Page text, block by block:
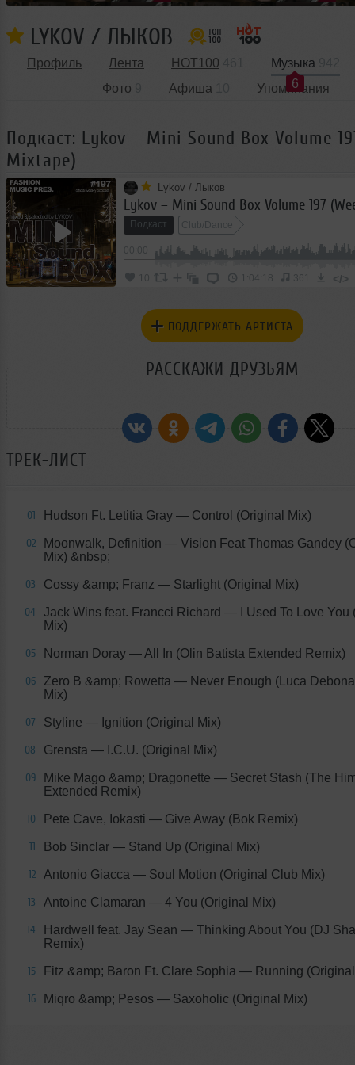
LYKOV / ЛЫКОВ
Профиль Лента HOT100
Музыка
6
Фото
Афиша Упоминания
Подкаст: Lykov – Mini Sound Box Volume
Mixtape)
Lykov / Лыков
Lykov – Mini Sound Box Volume 197
Подкаст Club/Dance
361 </>
ПОДДЕРЖАТЬ АРТИСТА
РАССКАЖИ ДРУЗЬЯМ
ТРЕК-ЛИСТ
01 Hudson Ft. Letitia Gray — Control (Original Mix)
02 Moonwalk, Definition — Vision Feat Thomas Gandey
Mix) &nbsp;
03 Cossy &amp; Franz — Starlight (Original Mix)
04 Jack Wins feat. Francci Richard — I Used To Love You
Mix)
05 Norman Doray — All In (Olin Batista Extended Remix)
06 Zero B &amp; Rowetta — Never Enough (Luca
Mix)
07 Styline — Ignition (Original Mix)
08 Grensta — I.C.U. (Original Mix)
09 Mike Mago &amp; Dragonette — Secret Stash (The
Extended Remix)
10 Pete Cave, Iokasti — Give Away (Bok Remix)
11 Bob Sinclar — Stand Up (Original Mix)
12 Antonio Giacca — Soul Motion (Original Club Mix)
13 Antoine Clamaran — 4 You (Original Mix)
14 Hardwell feat. Jay Sean — Thinking About You (DJ
Remix)
15 Fitz &amp; Baron Ft. Clare Sophia — Running
16 Miqro &amp; Pesos — Saxoholic (Original Mix)